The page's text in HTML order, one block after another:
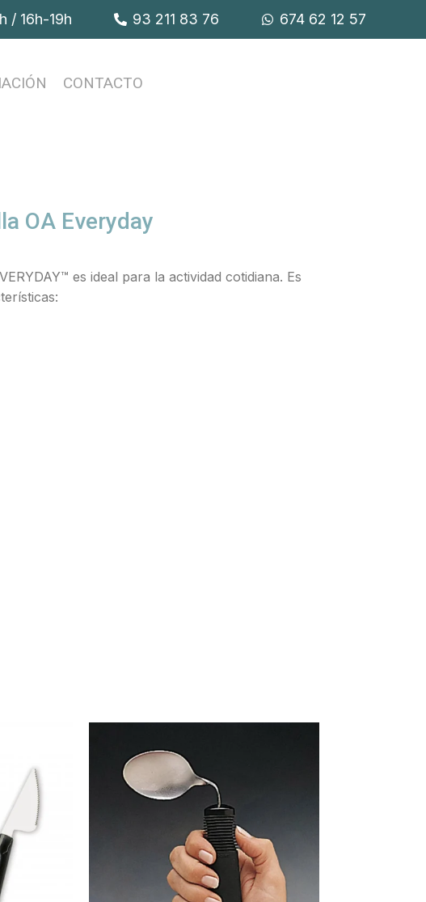
/ 16h-19h 93 211 83 76 674 62 12 57
CONTACTO
OA Everyday
es ideal para la actividad cotidiana. Es